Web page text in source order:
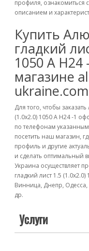
профиля, ознакомиться
описанием и
Купить
гладкий
1050 А Н24
магазине
Для того, чтобы
(1.0х2.0) 1050 А Н24 -1
по телефонам
посетить наш магазин,
профиль и другие
и сделать оптимальный
Украина осуществляет
гладкий лист 1.5
Винница, Днепр,
др.
Услуги